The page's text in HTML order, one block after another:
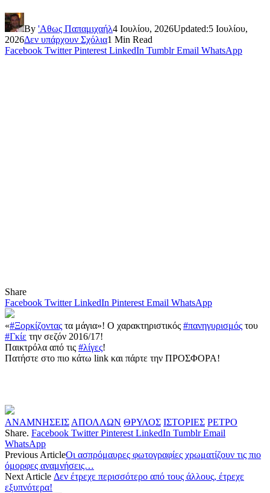
By 'Αθως Παπαμιχαήλ4 Ιουλίου, 2026Updated:5 Ιουλίου,
2026Δεν υπάρχουν Σχόλια1 Min Read
Facebook Twitter Pinterest LinkedIn Tumblr Email WhatsApp
Share
Facebook Twitter LinkedIn Pinterest Email WhatsApp
«#Ξορκίζοντας τα μάγια»! Ο χαρακτηριστικός #πανηγυρισμός του
#Γκίε την σεζόν 2016/17!
Παικτρόλα από τις #λίγες!
Πατήστε στο πιο κάτω link και πάρτε την ΠΡΟΣΦΟΡΑ!
ΑΝΑΜΝΗΣΕΙΣ ΑΠΟΛΛΩΝ ΘΡΥΛΟΣ ΙΣΤΟΡΙΕΣ ΡΕΤΡΟ
Share. Facebook Twitter Pinterest LinkedIn Tumblr Email
WhatsApp
Previous ArticleΟι ασπρόμαυρες φωτογραφίες χρωματίζουν τις πιο
όμορφες αναμνήσεις…
Next Article Δεν έτρεχε περισσότερο από τους άλλους, έτρεχε
εξυπνότερα!